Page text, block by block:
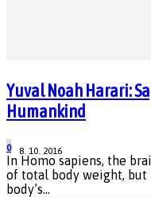
Yuval Noah Harari:
Humankind
8. 10. 2016
0
In Homo sapiens, the
of total body weight, but
body’s...